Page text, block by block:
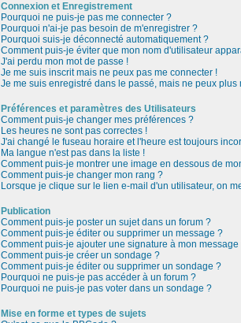
Connexion et Enregistrement
Pourquoi ne puis-je pas me connecter ?
Pourquoi n'ai-je pas besoin de m'enregistrer ?
Pourquoi suis-je déconnecté automatiquement ?
Comment puis-je éviter que mon nom d'utilisateur
J'ai perdu mon mot de passe !
Je me suis inscrit mais ne peux pas me connecter !
Je me suis enregistré dans le passé, mais ne peux plus
Préférences et paramètres des Utilisateurs
Comment puis-je changer mes préférences ?
Les heures ne sont pas correctes !
J'ai changé le fuseau horaire et l'heure est toujours
Ma langue n'est pas dans la liste !
Comment puis-je montrer une image en dessous de
Comment puis-je changer mon rang ?
Lorsque je clique sur le lien e-mail d'un utilisateur, on
Publication
Comment puis-je poster un sujet dans un forum ?
Comment puis-je éditer ou supprimer un message ?
Comment puis-je ajouter une signature à mon message
Comment puis-je créer un sondage ?
Comment puis-je éditer ou supprimer un sondage ?
Pourquoi ne puis-je pas accéder à un forum ?
Pourquoi ne puis-je pas voter dans un sondage ?
Mise en forme et types de sujets